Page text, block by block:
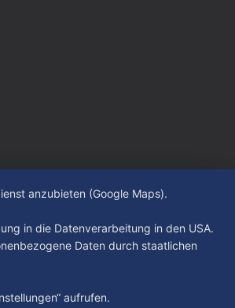
anzubieten (Google Maps).
in die Datenverarbeitung in den USA.
Daten durch staatlichen
aufrufen.